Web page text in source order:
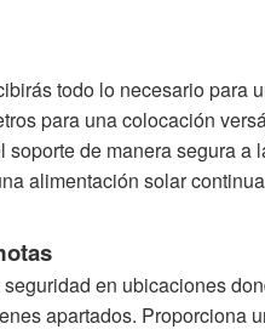
todo lo necesario
para una colocación
de manera segura
alimentación solar
en ubicaciones
apartados. Proporciona